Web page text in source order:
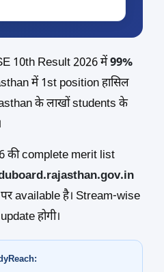
10th Result 2026 में99%
में 1st position हासिल
के लाखों students के
की complete merit list
available है। Stream-wise
होगी।